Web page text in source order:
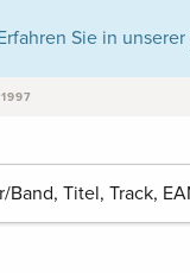
Sie in unserer